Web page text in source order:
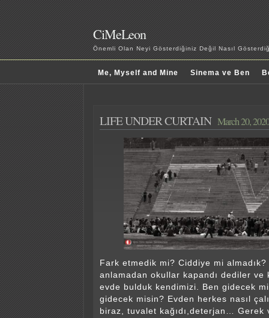
CiMeLeon
Önemli Olan Neyi Gösterdiğiniz Değil Nasıl
Me, Myself and Mine Sinema ve Ben
LIFE UNDER CURTAIN March 20, 2020
Fark etmedik mi? Ciddiye mi
anlamadan okullar kapandı dediler ve
evde bulduk kendimizi. Ben gidecek
gidecek misin? Evden herkes nasıl
biraz, tuvalet kağıdı,deterjan… Gerek